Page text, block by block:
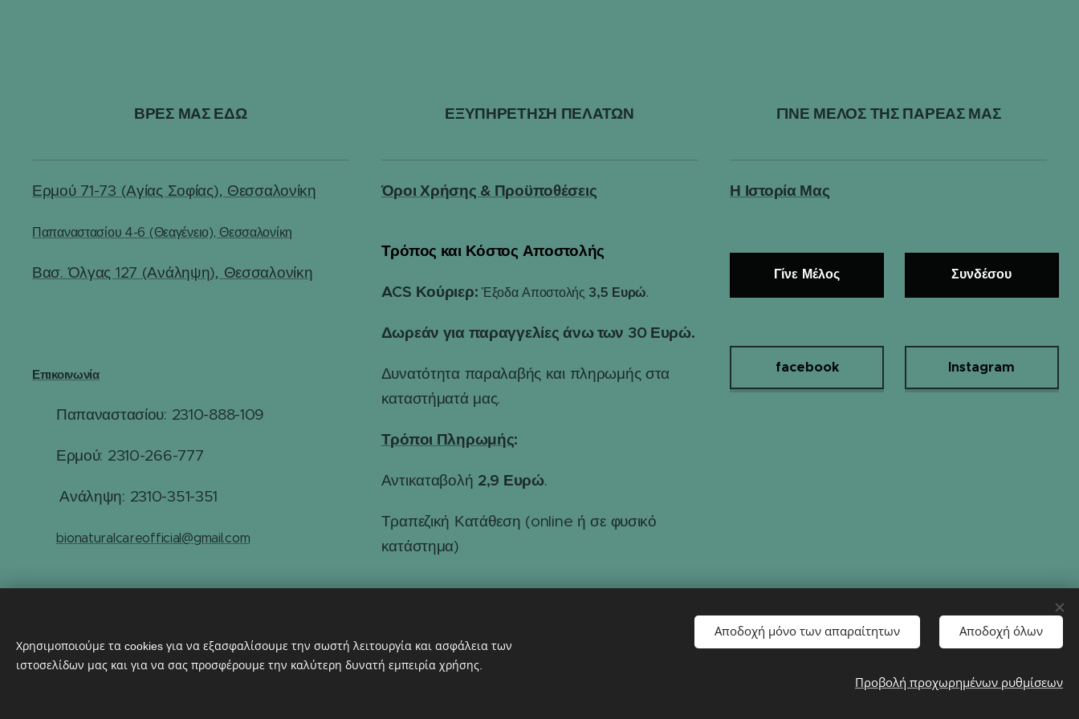
ΒΡΕΣ ΜΑΣ ΕΔΩ
Ερμού 71-73 (Αγίας Σοφίας), Θεσσαλονίκη
Παπαναστασίου 4-6 (Θεαγένειο), Θεσσαλονίκη
Βασ. Όλγας 127 (Ανάληψη), Θεσσαλονίκη
Επικοινωνία
Παπαναστασίου: 2310-888-109
Ερμού: 2310-266-777
Ανάληψη: 2310-351-351
bionaturalcareofficial@gmail.com
ΕΞΥΠΗΡΕΤΗΣΗ ΠΕΛΑΤΩΝ
Όροι Χρήσης & Προϋποθέσεις
Τρόπος και Κόστος Αποστολής
ACS Κούριερ: Έξοδα Αποστολής 3,5 Ευρώ.
Δωρεάν για παραγγελίες άνω των 30 Ευρώ.
Δυνατότητα παραλαβής και πληρωμής στα
καταστήματά μας.
Τρόποι Πληρωμής:
Αντικαταβολή 2,9 Ευρώ.
Τραπεζική Κατάθεση (online ή σε φυσικό
κατάστημα)
ΓΙΝΕ ΜΕΛΟΣ ΤΗΣ ΠΑΡΕΑΣ ΜΑΣ
Η Ιστορία Μας
Γίνε Μέλος Συνδέσου
facebook Instagram
Χρησιμοποιούμε τα cookies για να εξασφαλίσουμε την σωστή λειτουργία και ασφάλεια των
ιστοσελίδων μας και για να σας προσφέρουμε την καλύτερη δυνατή εμπειρία χρήσης.
Αποδοχή μόνο των απαραίτητων Αποδοχή όλων
Προβολή προχωρημένων ρυθμίσεων